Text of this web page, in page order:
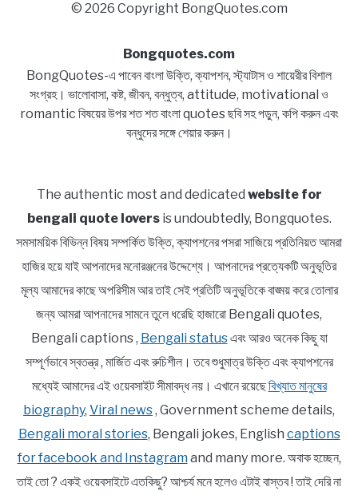
© 2026 Copyright BongQuotes.com
Bongquotes.com
BongQuotes-এ পাবেন বাংলা উক্তি, ক্যাপশন, স্ট্যাটাস ও শায়েরীর বিশাল
সংগ্রহ। ভালোবাসা, কষ্ট, জীবন, বন্ধুত্ব, attitude, motivational ও
romantic বিষয়ের উপর শত শত বাংলা quotes ছবি সহ পড়ুন, কপি করুন এবং
বন্ধুদের সঙ্গে শেয়ার করুন।
The authentic most and dedicated website for
bengali quote loversis undoubtedly, Bongquotes.
সমসাময়িক বিভিন্ন বিষয় সম্পর্কিত উক্তি, ক্যাপশনের পসরা সাজিয়ে প্রতিনিয়ত আমরা
হাজির হয়ে যাই আপনাদের মনোরঞ্জনের উদ্দেশ্যে। আপনাদের প্রত্যেকটি অনুভূতির
মূল্য আমাদের কাছে অপরিসীম আর তাই সেই প্রতিটি অনুভূতিকে বাঙ্ময় করে তোলার
জন্য আমরা আপনাদের সামনে তুলে ধরেছি হাজারো Bengali quotes,
Bengali captions , Bengali statusএবং আরও অনেক কিছু যা
সম্পূর্ণভাবে স্বতন্ত্র , মার্জিত এবং রুচিশীল। তবে শুধুমাত্র উক্তি এবং ক্যাপশনের
মধ্যেই আমাদের এই ওয়েবসাইট সীমাবদ্ধ নয়। এখানে রয়েছেবিখ্যাত মানুষের
biography, Viral news, Government scheme details,
Bengali moral stories, Bengali jokes, English captions
for facebook and Instagram and many more. অবাক হচ্ছেন,
তাই তো ? একই ওয়েবসাইটে এতকিছু? আশ্চর্য মনে হলেও এটাই বাস্তব ! তাই দেরি না